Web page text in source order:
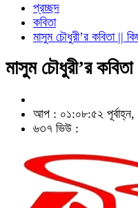
প্রচ্ছদ
কবিতা
মাসুম চৌধুরী’র কবিতা ||
মাসুম চৌধুরী’র
আপ : ০১:০৮:৫২ পূর্বাহ্ন,
৬৩৭ ভিউ :